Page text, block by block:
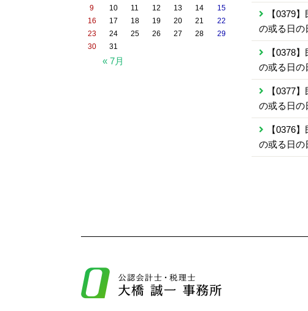
« 7月
9
10 11 12 13 14
15
16
17 18 19 20 21
22
23
24 25 26 27 28
29
30
31
【0379
の或る日の
【0378
の或る日の
【0377
の或る日の
【0376
の或る日の